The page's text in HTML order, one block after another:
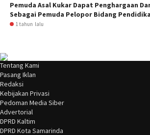
Pemuda Asal Kukar Dapat Penghargaan
Sebagai Pemuda Pelopor Bidang
1 tahun lalu
Tentang Kami
Pasang Iklan
Redaksi
Kebijakan Privasi
Pedoman Media Siber
Advertorial
DPRD Kaltim
DPRD Kota Samarinda